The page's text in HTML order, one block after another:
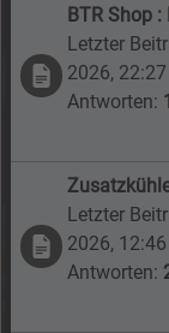
BTR Shop
Letzter
2026, 22:27
Antworten:
Letzter
2026, 12:46
Antworten: